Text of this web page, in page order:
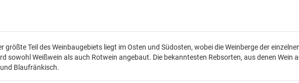
Teil des Weinbaugebiets liegt im Osten und Südosten, wobei die Weinberge der
sowohl Weißwein als auch Rotwein angebaut. Die bekanntesten Rebsorten, aus denen Wein
Blaufränkisch.